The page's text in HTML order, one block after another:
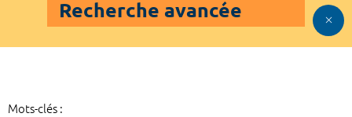
Recherche avancée
Mots-clés :